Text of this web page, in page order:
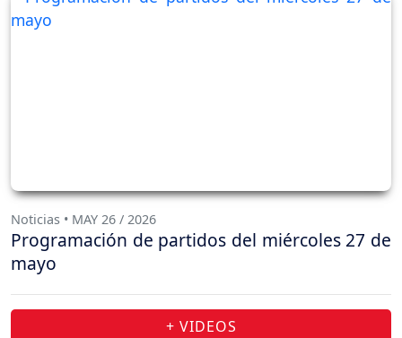
Noticias • MAY 26 / 2026
Programación de partidos del miércoles 27 de
mayo
+ VIDEOS